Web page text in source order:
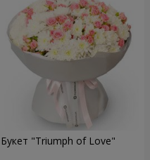
Букет "Triumph of Love"